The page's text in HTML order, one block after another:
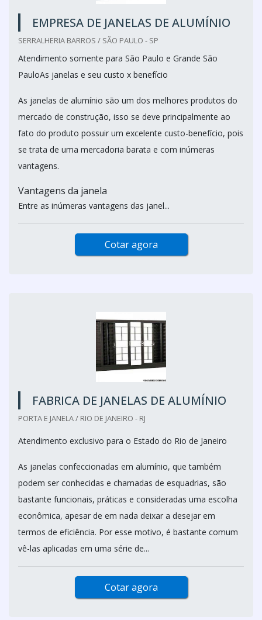
EMPRESA DE JANELAS DE ALUMÍNIO
SERRALHERIA BARROS / SÃO PAULO - SP
Atendimento somente para São Paulo e Grande São
PauloAs janelas e seu custo x benefício
As janelas de alumínio são um dos melhores produtos do
mercado de construção, isso se deve principalmente ao
fato do produto possuir um excelente custo-benefício, pois
se trata de uma mercadoria barata e com inúmeras
vantagens.
Vantagens da janela
Entre as inúmeras vantagens das janel...
Cotar agora
FABRICA DE JANELAS DE ALUMÍNIO
PORTA E JANELA / RIO DE JANEIRO - RJ
Atendimento exclusivo para o Estado do Rio de Janeiro
As janelas confeccionadas em alumínio, que também
podem ser conhecidas e chamadas de esquadrias, são
bastante funcionais, práticas e consideradas uma escolha
econômica, apesar de em nada deixar a desejar em
termos de eficiência. Por esse motivo, é bastante comum
vê-las aplicadas em uma série de...
Cotar agora